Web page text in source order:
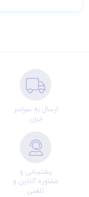
ارسال به سراسر
ایران
پشتیبانی و
مشاوره آنلاین و
تلفنی